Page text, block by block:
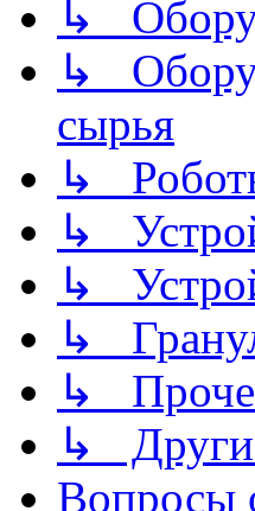
↳
↳
сырья
↳
↳
↳
↳
↳
↳
Вопросы